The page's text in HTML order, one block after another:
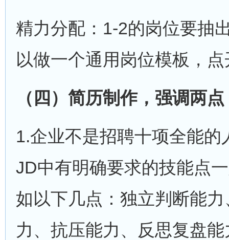
精力分配：1-2的岗位要抽
以做一个通用岗位模板，
（四）简历制作，强调两点
1.企业不是招聘十项全能
JD中有明确要求的技能点
如以下几点：独立判断能
力、抗压能力、反思复盘